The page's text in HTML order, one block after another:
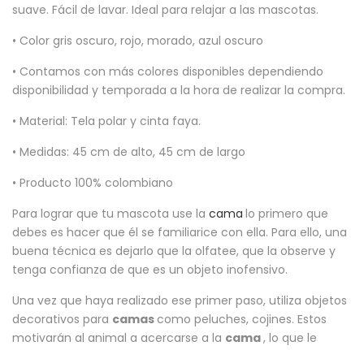
suave. Fácil de lavar. Ideal para relajar a las mascotas.
• Color gris oscuro, rojo, morado, azul oscuro
• Contamos con más colores disponibles dependiendo
disponibilidad y temporada a la hora de realizar la compra.
• Material: Tela polar y cinta faya.
• Medidas: 45 cm de alto, 45 cm de largo
• Producto 100% colombiano
Para lograr que tu mascota use la cama lo primero que
debes es hacer que él se familiarice con ella. Para ello, una
buena técnica es dejarlo que la olfatee, que la observe y
tenga confianza de que es un objeto inofensivo.
Una vez que haya realizado ese primer paso, utiliza objetos
decorativos para camas como peluches, cojines. Estos
motivarán al animal a acercarse a la cama, lo que le